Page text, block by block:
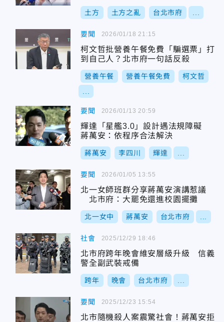
土方 土方之亂 台北市府
要聞
柯文哲批營養午餐免費「騙選票」打
到自己人？北市府一句話反殺
營養午餐 營養午餐免費 柯文哲
2026/01/18 21:15
要聞
輝達「星艦3.0」設計遇法規障礙
蔣萬安：依程序合法解決
蔣萬安 李四川 輝達
2026/01/13 20:59
要聞
北一女師班群分享蔣萬安演講惹議
北市府：大罷免還進校園擺攤
北一女中 蔣萬安 台北市府
2026/01/05 13:55
社會
北市府跨年晚會維安層級升級 信義
警全副武裝戒備
跨年 晚會 台北市府
2025/12/29 18:46
要聞
北市隨機殺人案震驚社會！蔣萬安拒
2025/12/23 15:54